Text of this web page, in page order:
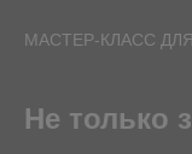
МАСТЕР-КЛАСС
Не только